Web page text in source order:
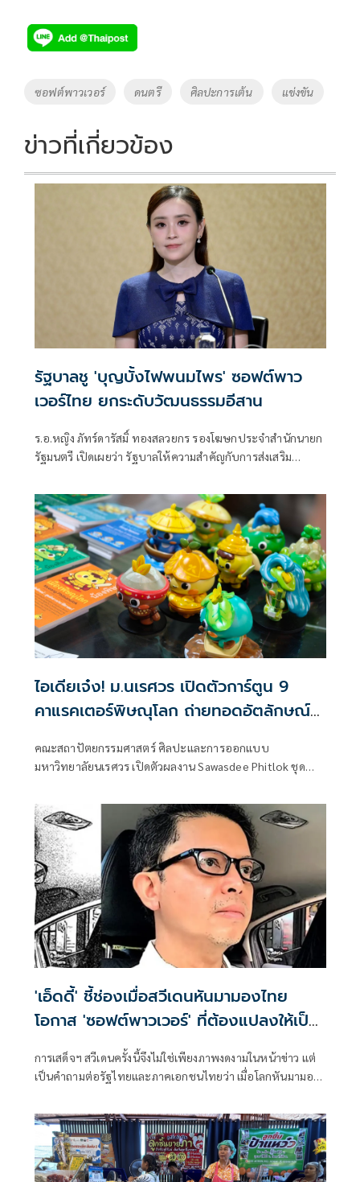
e
b
o
k
tt
er
p
y
Li
k
Tags
ซอฟต์พาวเวอร์ ดนตรี ศิลปะการเต้น แข่งขัน
ข่าวที่เกี่ยวข้อง
รัฐบาลชู 'บุญบั้งไฟพนมไพร' ซอฟต์พาว
เวอร์ไทย ยกระดับวัฒนธรรมอีสาน
ร.อ.หญิง ภัทร์ดารัสมิ์ ทองสลวยกร รองโฆษกประจำสำนักนายก
รัฐมนตรี เปิดเผยว่า รัฐบาลให้ความสำคัญกับการส่งเสริม
ไอเดียเจ๋ง! ม.นเรศวร เปิดตัวการ์ตูน 9
คาแรคเตอร์พิษณุโลก ถ่ายทอดอัตลักษณ์
คณะสถาปัตยกรรมศาสตร์ ศิลปะและการออกแบบ
มหาวิทยาลัยนเรศวร เปิดตัวผลงาน Sawasdee Phitlok ชุด
ซอฟต์พาวเวอร์อัตลักษณ์จังหวัดพิษณุโลก
'เอ็ดดี้' ชี้ช่องเมื่อสวีเดนหันมามองไทย
โอกาส 'ซอฟต์พาวเวอร์' ที่ต้องแปลงให้เป็น
เศรษฐกิจจริง
การเสด็จฯ สวีเดนครั้งนี้จึงไม่ใช่เพียงภาพงดงามในหน้าข่าว แต่
เป็นคำถามต่อรัฐไทยและภาคเอกชนไทยว่า เมื่อโลกหันมามอง
มากกว่าที่เขาเคยรู้จัก